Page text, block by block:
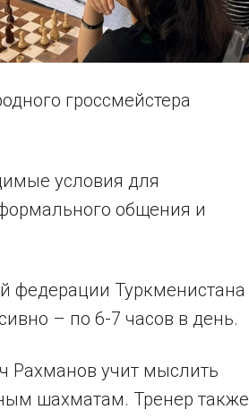
гроссмейстера
условия для
общения и
федерации Туркменистана
– по 6-7 часов в день.
Рахманов учит мыслить
шахматам. Тренер также